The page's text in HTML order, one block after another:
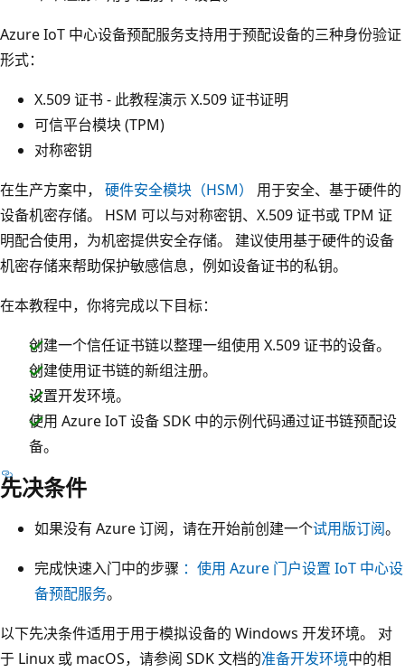
Azure IoT 中心设备预配服务支持用于预配设备的三种身份验证
形式：
X.509 证书 - 此教程演示 X.509 证书证明
可信平台模块 (TPM)
对称密钥
在生产方案中， 硬件安全模块（HSM）
用于安全、基于硬件的
设备机密存储。 HSM 可以与对称密钥、X.509 证书或 TPM 证
明配合使用，为机密提供安全存储。 建议使用基于硬件的设备
机密存储来帮助保护敏感信息，例如设备证书的私钥。
在本教程中，你将完成以下目标：
创建一个信任证书链以整理一组使用 X.509 证书的设备。
创建使用证书链的新组注册。
设置开发环境。
使用 Azure IoT 设备 SDK 中的示例代码通过证书链预配设
备。
先决条件
如果没有 Azure 订阅，请在开始前创建一个试用版订阅。
完成快速入门中的步骤 ：使用 Azure 门户设置 IoT 中心设
备预配服务。
以下先决条件适用于用于模拟设备的 Windows 开发环境。 对
于 Linux 或 macOS，请参阅 SDK 文档的准备开发环境中的相